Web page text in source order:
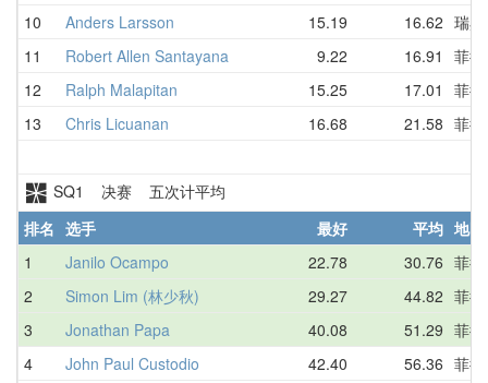
10
Anders Larsson 15.19 16.62 瑞典
11
Robert Allen Santayana 9.22 16.91
菲
12
Ralph Malapitan 15.25 17.01
菲
13
Chris Licuanan 16.68 21.58 菲
SQ1 决赛 五次计平均
排名 选手 最好 平均 地区
1
Janilo Ocampo 22.78 30.76 菲
2
Simon Lim (林少秋) 29.27 44.82 菲
3
Jonathan Papa 40.08 51.29 菲
4
John Paul Custodio 42.40 56.36 菲